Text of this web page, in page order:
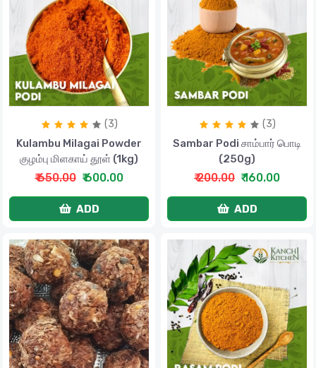
(3)
Kulambu Milagai Powder
குழம்பு மிளகாய் தூள் (1kg)
₹ 650.00 ₹ 600.00
ADD
(3)
Sambar Podi சாம்பார் பொடி
(250g)
₹ 200.00 ₹ 160.00
ADD